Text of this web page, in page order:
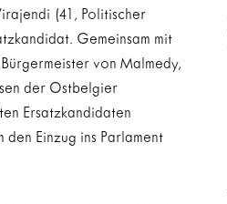
(41, Politischer
Gemeinsam mit
von Malmedy,
der Ostbelgier
Ersatzkandidaten
Einzug ins Parlament